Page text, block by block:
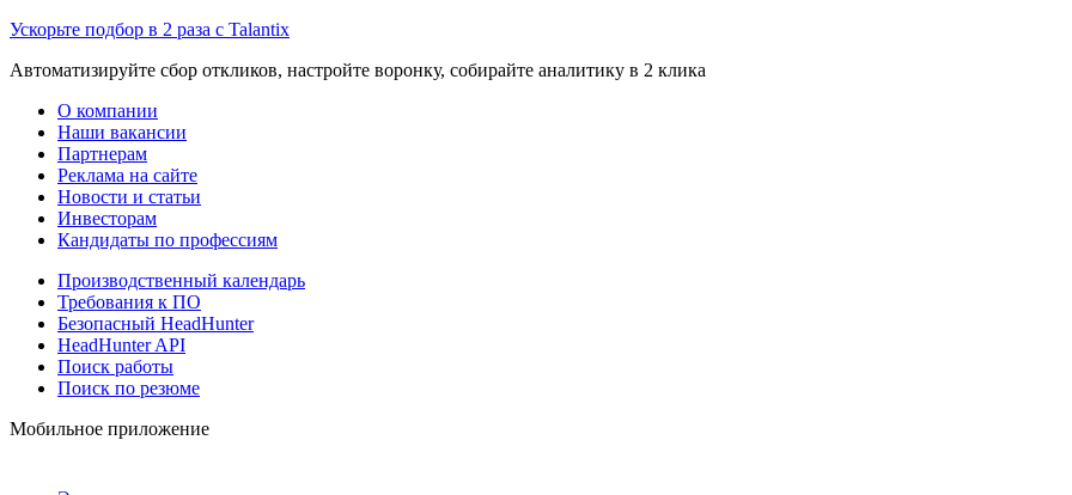
Ускорьте подбор в 2 раза с Talantix
Автоматизируйте сбор откликов, настройте воронку, собирайте аналитику в 2 клика
О компании
Наши вакансии
Партнерам
Реклама на сайте
Новости и статьи
Инвесторам
Кандидаты по профессиям
Производственный календарь
Требования к ПО
Безопасный HeadHunter
HeadHunter API
Поиск работы
Поиск по резюме
Мобильное приложение